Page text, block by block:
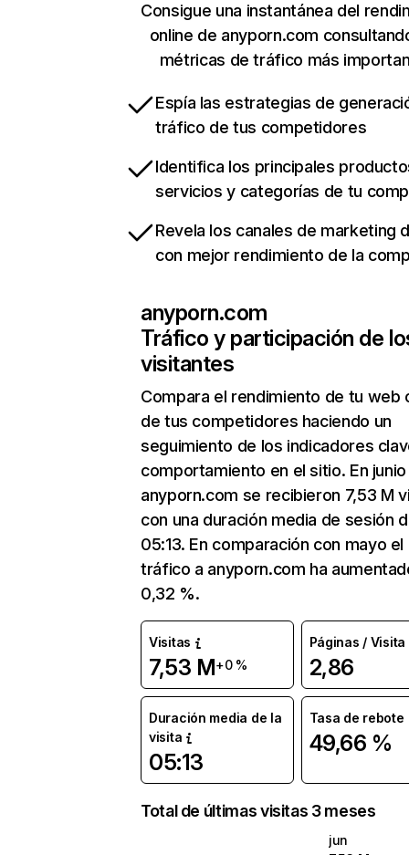
Consigue una instantánea del
online de anyporn.com
métricas de tráfico más
Espía las estrategias de
tráfico de tus competidores
Identifica los principales
servicios y categorías de tu
Revela los canales de marketing
con mejor rendimiento de la
anyporn.com
Tráfico y participación de
visitantes
Compara el rendimiento de tu web
de tus competidores haciendo un
seguimiento de los indicadores
comportamiento en el sitio. En junio
anyporn.com se recibieron 7,53 M
con una duración media de sesión
05:13. En comparación con mayo el
tráfico a anyporn.com ha
0,32 %.
Visitas
7,53 M+0 %
Páginas / Visita
2,86
Duración media de la
visita
05:13
Tasa de rebote
49,66 %
Total de últimas visitas 3 meses
jun